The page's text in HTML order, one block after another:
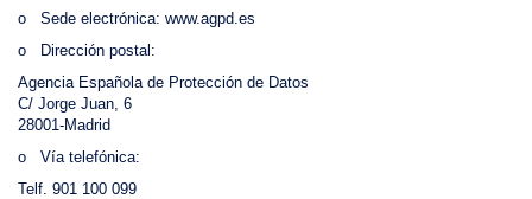
o Sede electrónica: www.agpd.es
o Dirección postal:
Agencia Española de Protección de Datos
C/ Jorge Juan, 6
28001-Madrid
o Vía telefónica:
Telf. 901 100 099